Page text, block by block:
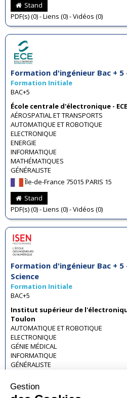
Stand
PDF(s) (0) - Liens (0) - Vidéos (0)
Formation d'ingénieur Bac + 5
Formation Initiale
BAC+5
École centrale d'électronique -
AÉROSPATIAL ET TRANSPORTS
AUTOMATIQUE ET ROBOTIQUE
ELECTRONIQUE
ENERGIE
INFORMATIQUE
MATHÉMATIQUES
GÉNÉRALISTE
Île-de-France 75015 PARIS 15
Stand
PDF(s) (0) - Liens (0) - Vidéos (0)
Formation d'ingénieur Bac + 5
Science
Formation Initiale
BAC+5
Institut supérieur de
Toulon
AUTOMATIQUE ET ROBOTIQUE
ELECTRONIQUE
GÉNIE MÉDICAL
INFORMATIQUE
GÉNÉRALISTE
Stand